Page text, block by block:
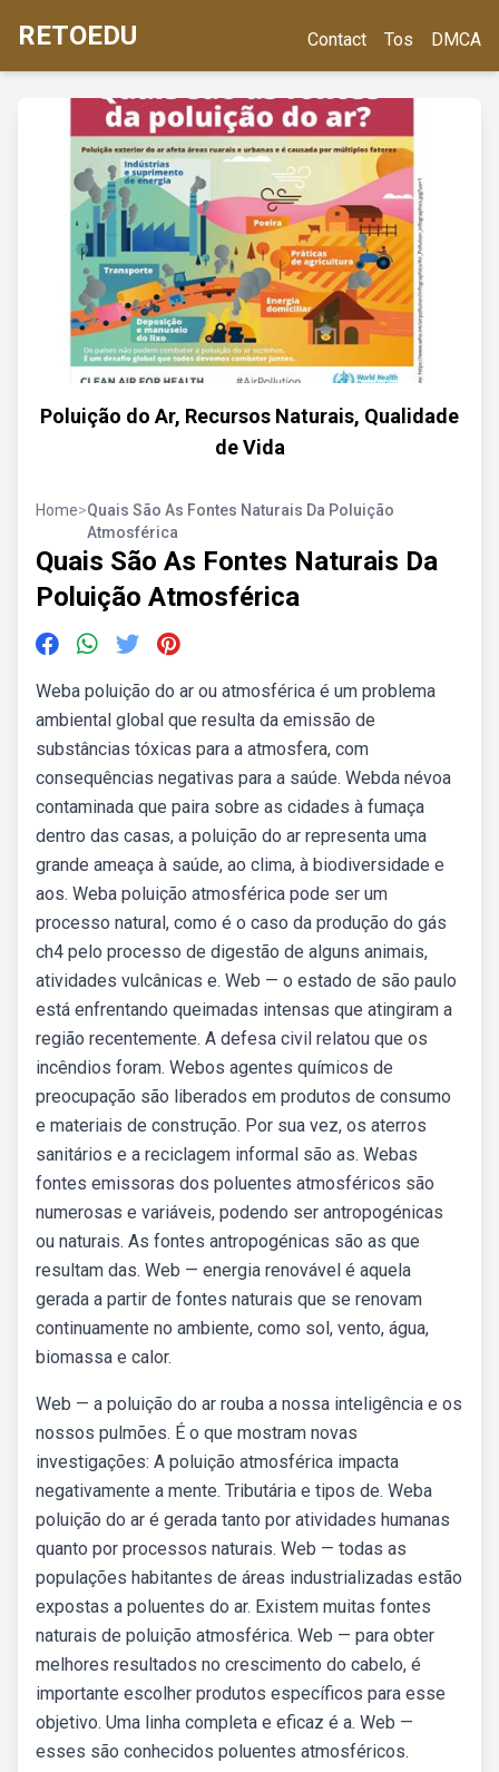
RETOEDU Contact Tos DMCA
Poluição do Ar, Recursos Naturais, Qualidade
de Vida
Home>Quais São As Fontes Naturais Da Poluição
Atmosférica
Quais São As Fontes Naturais Da
Poluição Atmosférica
Weba poluição do ar ou atmosférica é um problema
ambiental global que resulta da emissão de
substâncias tóxicas para a atmosfera, com
consequências negativas para a saúde. Webda névoa
contaminada que paira sobre as cidades à fumaça
dentro das casas, a poluição do ar representa uma
grande ameaça à saúde, ao clima, à biodiversidade e
aos. Weba poluição atmosférica pode ser um
processo natural, como é o caso da produção do gás
ch4 pelo processo de digestão de alguns animais,
atividades vulcânicas e. Web — o estado de são paulo
está enfrentando queimadas intensas que atingiram a
região recentemente. A defesa civil relatou que os
incêndios foram. Webos agentes químicos de
preocupação são liberados em produtos de consumo
e materiais de construção. Por sua vez, os aterros
sanitários e a reciclagem informal são as. Webas
fontes emissoras dos poluentes atmosféricos são
numerosas e variáveis, podendo ser antropogénicas
ou naturais. As fontes antropogénicas são as que
resultam das. Web — energia renovável é aquela
gerada a partir de fontes naturais que se renovam
continuamente no ambiente, como sol, vento, água,
biomassa e calor.
Web — a poluição do ar rouba a nossa inteligência e os
nossos pulmões. É o que mostram novas
investigações: A poluição atmosférica impacta
negativamente a mente. Tributária e tipos de. Weba
poluição do ar é gerada tanto por atividades humanas
quanto por processos naturais. Web — todas as
populações habitantes de áreas industrializadas estão
expostas a poluentes do ar. Existem muitas fontes
naturais de poluição atmosférica. Web — para obter
melhores resultados no crescimento do cabelo, é
importante escolher produtos específicos para esse
objetivo. Uma linha completa e eficaz é a. Web —
esses são conhecidos poluentes atmosféricos.